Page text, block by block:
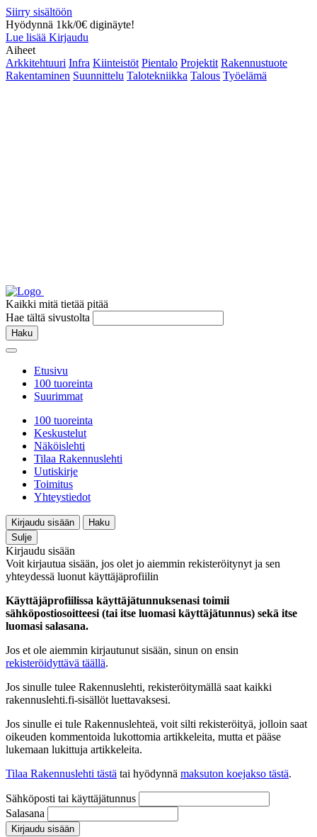
Siirry sisältöön
Hyödynnä 1kk/0€ diginäyte!
Lue lisää Kirjaudu
Aiheet
Arkkitehtuuri Infra Kiinteistöt Pientalo Projektit Rakennustuote
Rakentaminen Suunnittelu Talotekniikka Talous Työelämä
Kaikki mitä tietää pitää
Hae tältä sivustolta
Haku
Etusivu
100 tuoreinta
Suurimmat
100 tuoreinta
Keskustelut
Näköislehti
Tilaa Rakennuslehti
Uutiskirje
Toimitus
Yhteystiedot
Kirjaudu sisään
Haku
Sulje
Kirjaudu sisään
Voit kirjautua sisään, jos olet jo aiemmin rekisteröitynyt ja sen
yhteydessä luonut käyttäjäprofiilin
Käyttäjäprofiilissa käyttäjätunnuksenasi toimii
sähköpostiosoitteesi (tai itse luomasi käyttäjätunnus) sekä itse
luomasi salasana.
Jos et ole aiemmin kirjautunut sisään, sinun on ensin
rekisteröidyttävä täällä.
Jos sinulle tulee Rakennuslehti, rekisteröitymällä saat kaikki
rakennuslehti.fi-sisällöt luettavaksesi.
Jos sinulle ei tule Rakennuslehteä, voit silti rekisteröityä, jolloin saat
oikeuden kommentoida lukottomia artikkeleita, mutta et pääse
lukemaan lukittuja artikkeleita.
Tilaa Rakennuslehti tästä tai hyödynnä maksuton koejakso tästä.
Sähköposti tai käyttäjätunnus
Salasana
Kirjaudu sisään